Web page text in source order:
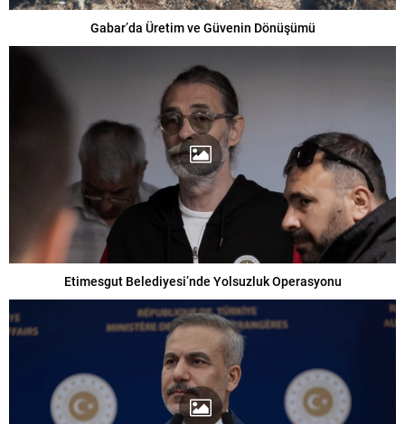
Gabar’da Üretim ve Güvenin Dönüşümü
Etimesgut Belediyesi’nde Yolsuzluk Operasyonu